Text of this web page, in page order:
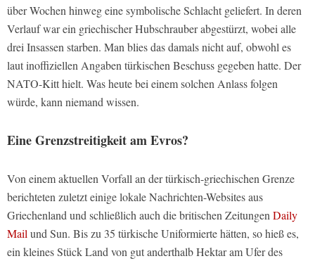
über Wochen hinweg eine symbolische Schlacht geliefert. In deren
Verlauf war ein griechischer Hubschrauber abgestürzt, wobei alle
drei Insassen starben. Man blies das damals nicht auf, obwohl es
laut inoffiziellen Angaben türkischen Beschuss gegeben hatte. Der
NATO-Kitt hielt. Was heute bei einem solchen Anlass folgen
würde, kann niemand wissen.
Eine Grenzstreitigkeit am Evros?
Von einem aktuellen Vorfall an der türkisch-griechischen Grenze
berichteten zuletzt einige lokale Nachrichten-Websites aus
Griechenland und schließlich auch die britischen Zeitungen Daily
Mail und Sun. Bis zu 35 türkische Uniformierte hätten, so hieß es,
ein kleines Stück Land von gut anderthalb Hektar am Ufer des